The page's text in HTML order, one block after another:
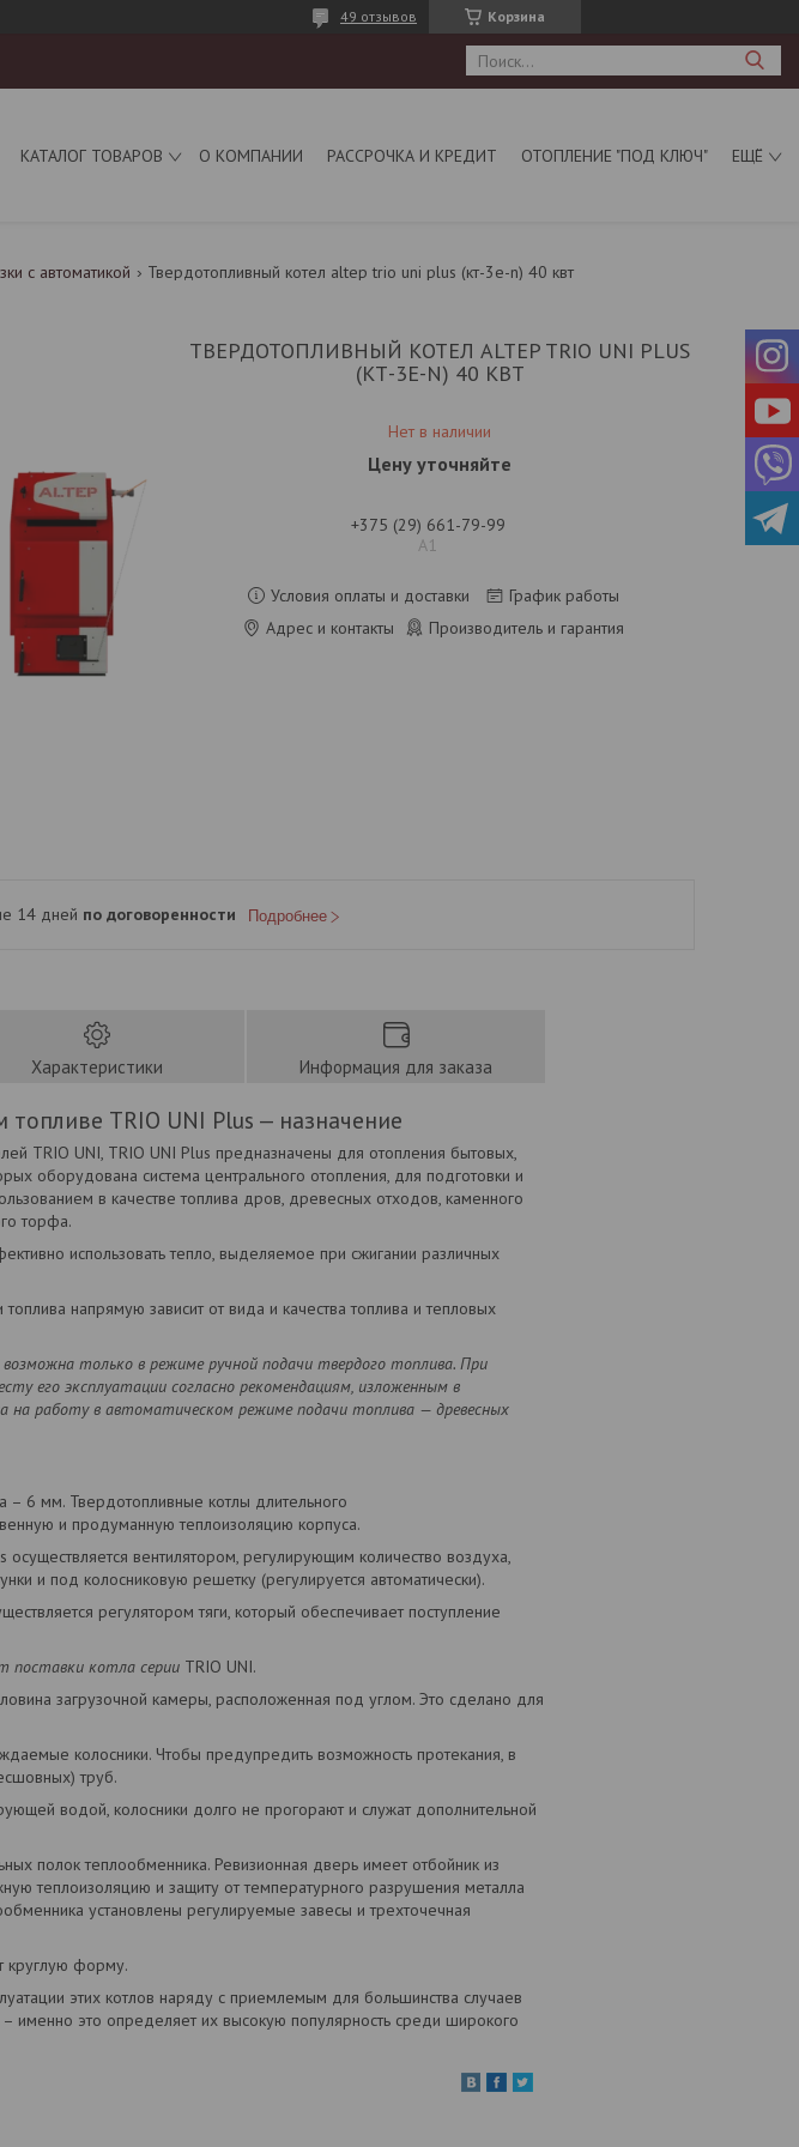
Корзина
49 отзывов
КАТАЛОГ ТОВАРОВ О КОМПАНИИ РАССРОЧКА И КРЕДИТ ОТОПЛЕНИЕ "ПОД КЛЮЧ" ЕЩЁ
с автоматикой Твердотопливный котел altep trio uni plus (кт-3е-n) 40 квт
ТВЕРДОТОПЛИВНЫЙ КОТЕЛ ALTEP TRIO UNI PLUS
(КТ-3Е-N) 40 КВТ
Нет в наличии
Цену уточняйте
+375 (29) 661-79-99
А1
Условия оплаты и доставки
График работы
Адрес и контакты
Производитель и гарантия
14 дней по договоренности Подробнее
Характеристики Информация для заказа
TRIO UNI Plus — назначение
TRIO UNI, TRIO UNI Plus предназначены для отопления бытовых,
оборудована система центрального отопления, для подготовки и
в качестве топлива дров, древесных отходов, каменного
торфа.
использовать тепло, выделяемое при сжигании различных
напрямую зависит от вида и качества топлива и тепловых
только в режиме ручной подачи твердого топлива. При
его эксплуатации согласно рекомендациям, изложенным в
на работу в автоматическом режиме подачи топлива — древесных
– 6 мм. Твердотопливные котлы длительного
и продуманную теплоизоляцию корпуса.
вентилятором, регулирующим количество воздуха,
и под колосниковую решетку (регулируется автоматически).
регулятором тяги, который обеспечивает поступление
поставки котла серии TRIO UNI.
загрузочной камеры, расположенная под углом. Это сделано для
колосники. Чтобы предупредить возможность протекания, в
труб.
водой, колосники долго не прогорают и служат дополнительной
полок теплообменника. Ревизионная дверь имеет отбойник из
теплоизоляцию и защиту от температурного разрушения металла
установлены регулируемые завесы и трехточечная
круглую форму.
этих котлов наряду с приемлемым для большинства случаев
именно это определяет их высокую популярность среди широкого